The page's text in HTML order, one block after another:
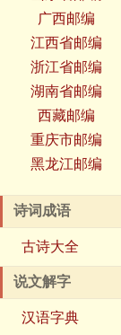
广西邮编
江西省邮编
浙江省邮编
湖南省邮编
西藏邮编
重庆市邮编
黑龙江邮编
诗词成语
古诗大全
说文解字
汉语字典